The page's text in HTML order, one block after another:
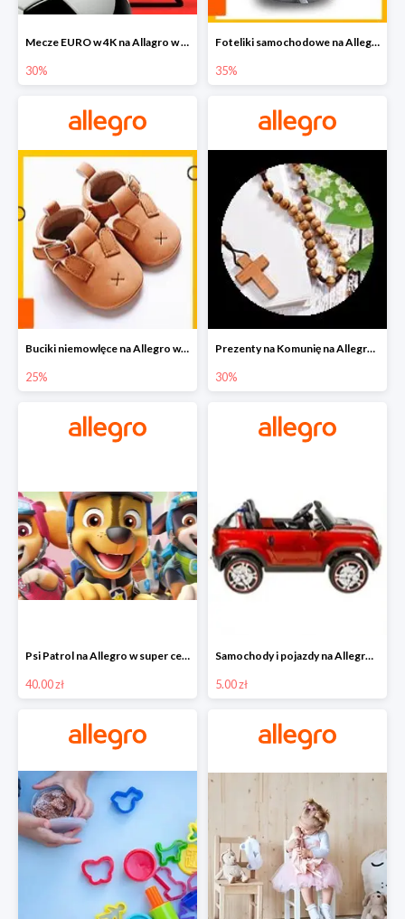
Mecze EURO w 4K na Allagro w super cenach
30%
Foteliki samochodowe na Allegro w super cenach
35%
Buciki niemowlęce na Allegro w super cenach
25%
Prezenty na Komunię na Allegro do -30%
30%
Psi Patrol na Allegro w super cenach od 40 zł
40.00 zł
Samochody i pojazdy na Allegro w super cenach od 5 zł
5.00 zł